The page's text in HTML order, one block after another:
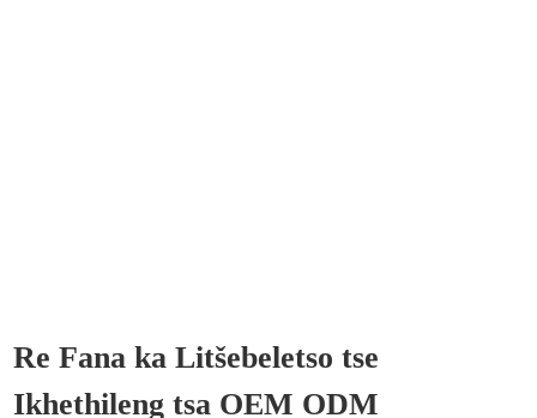
Re Fana ka Litšebeletso tse
Ikhethileng tsa OEM ODM